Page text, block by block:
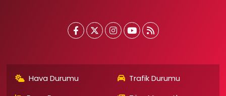
Hava Durumu
Trafik Durumu